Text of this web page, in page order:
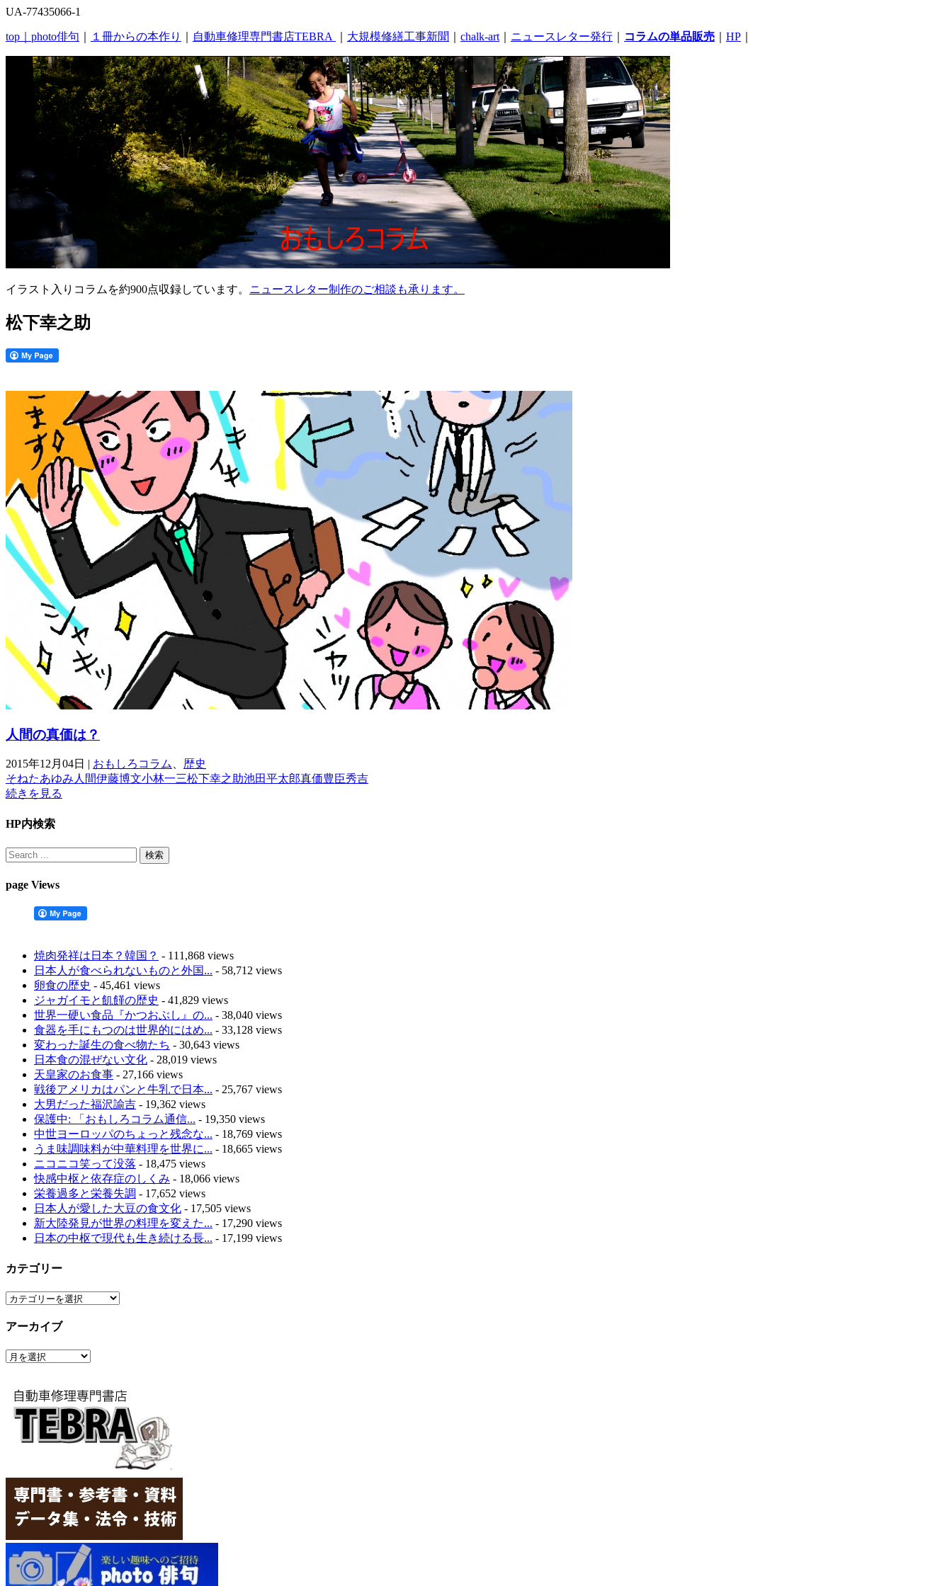
UA-77435066-1
top｜ photo俳句 １冊からの本作り 自動車修理専門書店TEBRA 大規模修繕工事新聞 chalk-art ニュースレター発行 コラムの単品販売 HP
イラスト入りコラムを約900点収録しています。 ニュースレター制作のご相談も承ります。
松下幸之助
人間の真価は？
2015年12月04日 | おもしろコラム
歴史
そねたあゆみ 人間伊藤博文小林一三松下幸之助池田平太郎真価豊臣秀吉
続きを見る
HP内検索
page Views
焼肉発祥は日本？韓国？ - 111,868 views
日本人が食べられないものと外国... - 58,712 views
卵食の歴史 - 45,461 views
ジャガイモと飢饉の歴史 - 41,829 views
世界一硬い食品『かつおぶし』の... - 38,040 views
食器を手にもつのは世界的にはめ... - 33,128 views
変わった誕生の食べ物たち - 30,643 views
日本食の混ぜない文化 - 28,019 views
天皇家のお食事 - 27,166 views
戦後アメリカはパンと牛乳で日本... - 25,767 views
大男だった福沢諭吉 - 19,362 views
保護中: 「おもしろコラム通信... - 19,350 views
中世ヨーロッパのちょっと残念な... - 18,769 views
うま味調味料が中華料理を世界に... - 18,665 views
ニコニコ笑って没落 - 18,475 views
快感中枢と依存症のしくみ - 18,066 views
栄養過多と栄養失調 - 17,652 views
日本人が愛した大豆の食文化 - 17,505 views
新大陸発見が世界の料理を変えた... - 17,290 views
日本の中枢で現代も生き続ける長... - 17,199 views
カテゴリー
カ
ゴ
ー
アーカイブ
ア
イ
ブ